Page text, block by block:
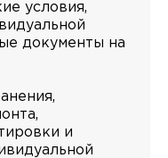
условия,
документы на
и